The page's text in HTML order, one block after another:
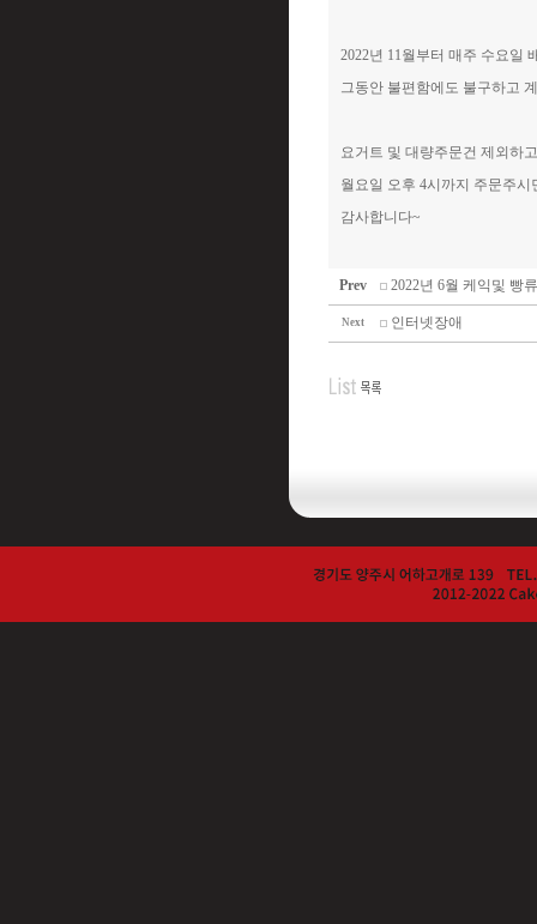
2022년 11월부터 매주 수요일
그동안 불편함에도 불구하고
요거트 및 대량주문건 제외하고
월요일 오후 4시까지 주문주
감사합니다~
Prev 2022년 6월 케익및 빵
Next 인터넷장애